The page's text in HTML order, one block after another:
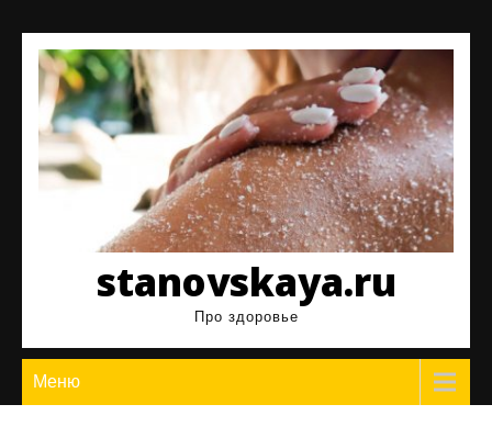
содержимому
stanovskaya.ru
Про здоровье
Меню